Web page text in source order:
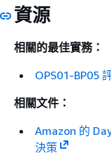
資源
相關的最佳實務：
OPS01-BP05
相關文件：
Amazon 的
決策